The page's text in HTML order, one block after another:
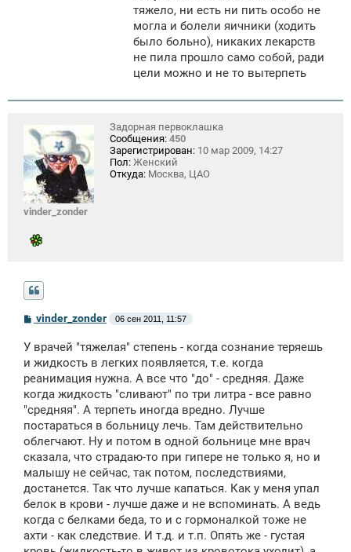
тяжело, ни есть ни пить особо не
могла и болели яичники (ходить
было больно), никаких лекарств
не пила прошло само собой, ради
цели можно и не то вытерпеть
vinder_zonder
Задорная первоклашка
Сообщения: 450
Зарегистрирован: 10 мар 2009, 14:27
Пол: Женский
Откуда: Москва, ЦАО
С
о
б
щ
н
и
vinder_zonder 06 сен 2011, 11:57
У врачей "тяжелая" степень - когда сознание теряешь
и жидкость в легких появляется, т.е. когда
реанимация нужна. А все что "до" - средняя. Даже
когда жидкость "сливают" по три литра - все равно
"средняя". А терпеть иногда вредно. Лучше
постараться в больницу лечь. Там действительно
облегчают. Ну и потом в одной больнице мне врач
сказала, что страдаю-то при гипере не только я, но и
малышу не сейчас, так потом, последствиями,
достанется. Так что лучше капаться. Как у меня упал
белок в крови - лучше даже и не вспоминать. А ведь
когда с белками беда, то и с гормоналкой тоже не
ахти - как следствие. И т.д. и т.п. Опять же - густая